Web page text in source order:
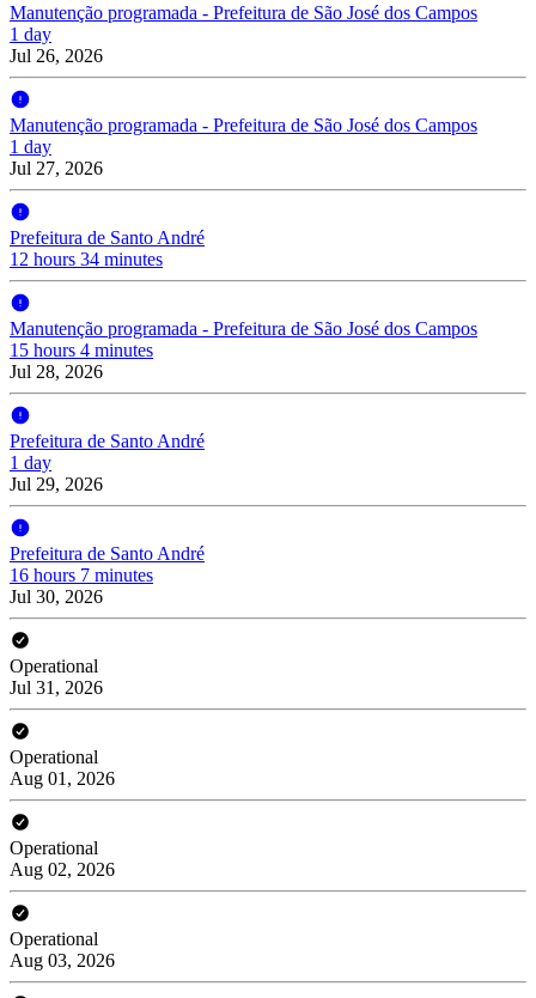
Manutenção programada - Prefeitura de São José dos Campos
1 day
Jul 26, 2026
Manutenção programada - Prefeitura de São José dos Campos
1 day
Jul 27, 2026
Prefeitura de Santo André
12 hours 34 minutes
Manutenção programada - Prefeitura de São José dos Campos
15 hours 4 minutes
Jul 28, 2026
Prefeitura de Santo André
1 day
Jul 29, 2026
Prefeitura de Santo André
16 hours 7 minutes
Jul 30, 2026
Operational
Jul 31, 2026
Operational
Aug 01, 2026
Operational
Aug 02, 2026
Operational
Aug 03, 2026